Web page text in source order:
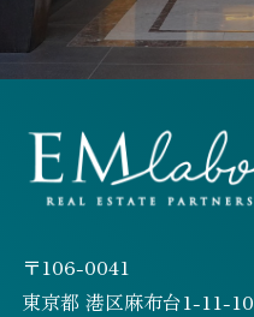
〒106-0041
東京都 港区麻布台1-11-10